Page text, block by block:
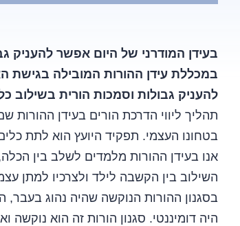
בעידן המודרני של היום אפשר להעניק
במכללת עידן ההורות המובילה בגישת
להעניק גבולות וסמכות הורית בשילוב
תהליך ליווי הדרכת הורים בעידן
בטחונו העצמי. תפקיד היועץ הוא לתת
אנו בעידן ההורות מלמדים לשלב בין
השילוב בין הקשבה לילד ולצרכיו למתן
בסגנון ההורות הנוקשה שהיה נהוג
היה דומיננטי. סגנון הורות זה הוא נוקשה